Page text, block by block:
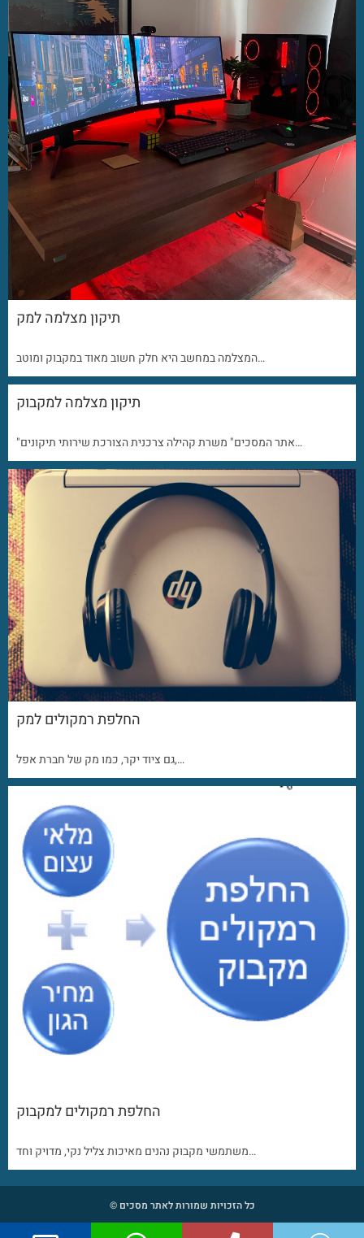
תיקון מצלמה למק
המצלמה במחשב היא חלק חשוב מאוד במקבוק ומוטב…
תיקון מצלמה למקבוק
"אתר המסכים" משרת קהילה צרכנית הצורכת שירותי תיקונים…
החלפת רמקולים למק
גם ציוד יקר, כמו מק של חברת אפל,…
החלפת רמקולים למקבוק
משתמשי מקבוק נהנים מאיכות צליל נקי, מדויק וחד…
כל הזכויות שמורות לאתר מסכים ©